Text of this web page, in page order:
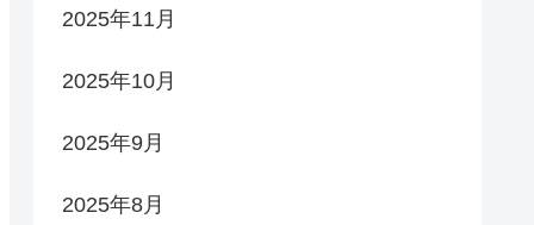
2025年11月
2025年10月
2025年9月
2025年8月